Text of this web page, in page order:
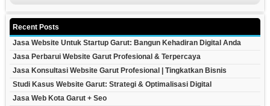
Recent Posts
Jasa Website Untuk Startup Garut: Bangun Kehadiran Digital Anda
Jasa Perbarui Website Garut Profesional & Terpercaya
Jasa Konsultasi Website Garut Profesional | Tingkatkan Bisnis
Studi Kasus Website Garut: Strategi & Optimalisasi Digital
Jasa Web Kota Garut + Seo